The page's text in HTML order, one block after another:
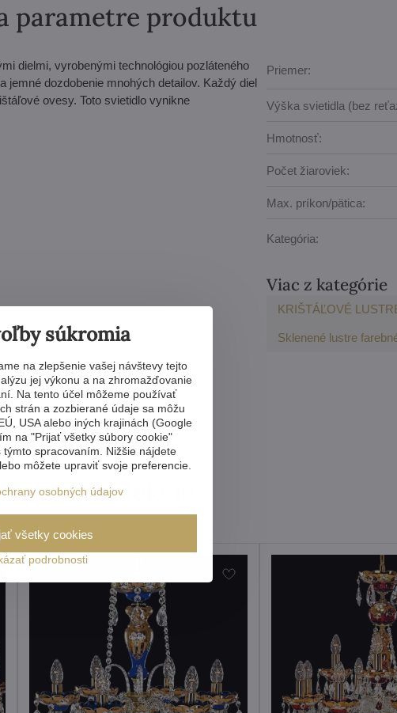
parametre produktu
dielmi, vyrobenými technológiou pozláteného
jemné dozdobenie mnohých detailov. Každý diel
ovesy. Toto svietidlo vynikne
Priemer:
Výška svietidla (bez
Hmotnosť:
Počet žiaroviek:
Max. príkon/pätica:
Kategória:
Viac z kategórie
KRIŠTÁĽOVÉ
Sklenené lustre
z kolekcie
súkromia
na zlepšenie vašej návštevy tejto
jej výkonu a na zhromažďovanie
Na tento účel môžeme používať
strán a zozbierané údaje sa môžu
USA alebo iných krajinách (Google
na "Prijať všetky súbory cookie"
spracovaním. Nižšie nájdete
môžete upraviť svoje preferencie.
osobných údajov
podrobnosti
všetky cookies